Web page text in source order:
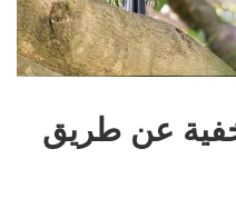
عن طريق